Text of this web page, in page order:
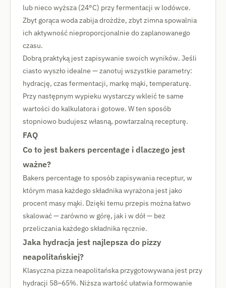
lub nieco wyższa (24°C) przy fermentacji w lodówce.
Zbyt gorąca woda zabija drożdże, zbyt zimna spowalnia
ich aktywność nieproporcjonalnie do zaplanowanego
czasu.
Dobrą praktyką jest zapisywanie swoich wyników. Jeśli
ciasto wyszło idealne — zanotuj wszystkie parametry:
hydrację, czas fermentacji, markę mąki, temperaturę.
Przy następnym wypieku wystarczy wkleić te same
wartości do kalkulatora i gotowe. W ten sposób
stopniowo budujesz własną, powtarzalną recepturę.
FAQ
Co to jest bakers percentage i dlaczego jest
ważne?
Bakers percentage to sposób zapisywania receptur, w
którym masa każdego składnika wyrażona jest jako
procent masy mąki. Dzięki temu przepis można łatwo
skalować — zarówno w górę, jak i w dół — bez
przeliczania każdego składnika ręcznie.
Jaka hydracja jest najlepsza do pizzy
neapolitańskiej?
Klasyczna pizza neapolitańska przygotowywana jest przy
hydracji 58–65%. Niższa wartość ułatwia formowanie